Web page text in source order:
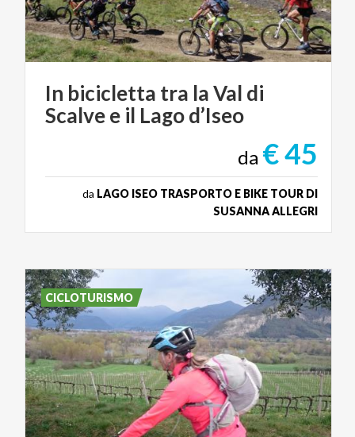
In bicicletta tra laVal di
Scalvee il Lagod’Iseo
da € 45
da LAGO ISEO TRASPORTO E BIKE TOUR DI
SUSANNA ALLEGRI
CICLOTURISMO